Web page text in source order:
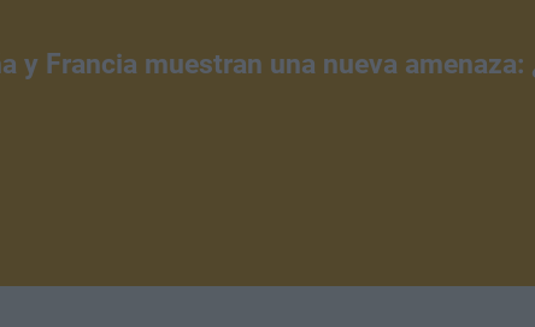
y Francia muestran una nueva